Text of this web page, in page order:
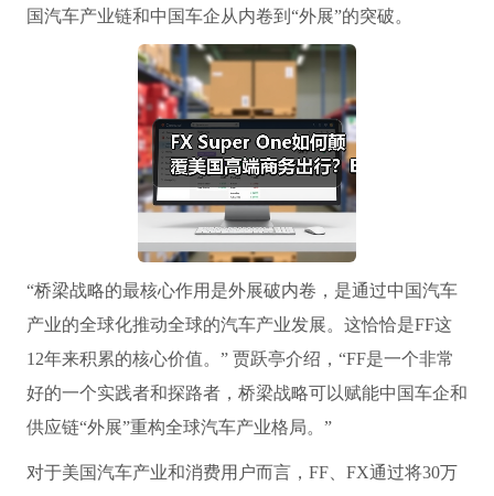
国汽车产业链和中国车企从内卷到“外展”的突破。
“桥梁战略的最核心作用是外展破内卷，是通过中国汽车
产业的全球化推动全球的汽车产业发展。这恰恰是FF这
12年来积累的核心价值。” 贾跃亭介绍，“FF是一个非常
好的一个实践者和探路者，桥梁战略可以赋能中国车企和
供应链“外展”重构全球汽车产业格局。”
对于美国汽车产业和消费用户而言，FF、FX通过将30万